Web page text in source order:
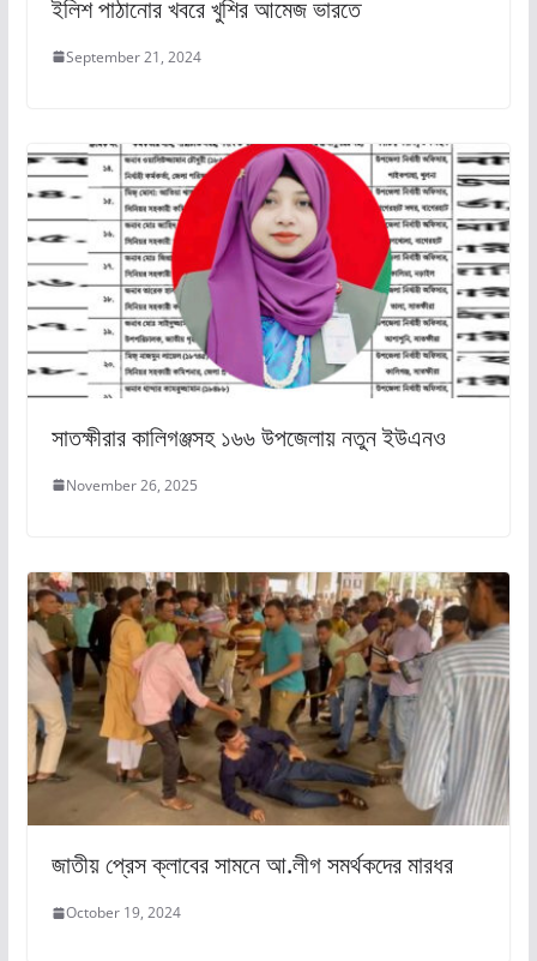
ইলিশ পাঠানোর খবরে খুশির আমেজ ভারতে
September 21, 2024
সাতক্ষীরার কালিগঞ্জসহ ১৬৬ উপজেলায় নতুন ইউএনও
November 26, 2025
জাতীয় প্রেস ক্লাবের সামনে আ.লীগ সমর্থকদের মারধর
October 19, 2024